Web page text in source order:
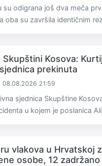
su odigrana još dva meča
oba su završila identičnim
Skupštini Kosova:
prekinuta
08.08.2026 21:59
sjednica Skupštine
u kojem je poslanica
vlakova u Hrvatskoj
osobe, 12